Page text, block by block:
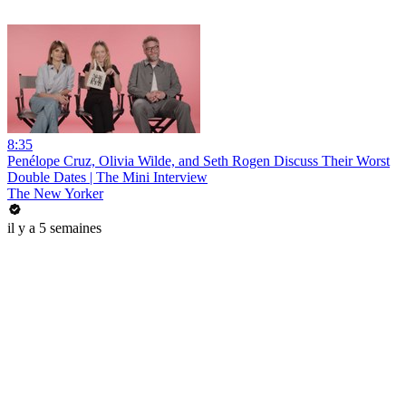
8:35
Penélope Cruz, Olivia Wilde, and Seth Rogen Discuss Their Worst
Double Dates | The Mini Interview
The New Yorker
il y a 5 semaines